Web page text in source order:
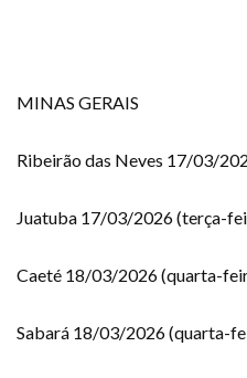
MINAS GERAIS
Ribeirão das Neves 17/03/
Juatuba 17/03/2026 (terça-
Caeté 18/03/2026 (quarta-
Sabará 18/03/2026 (quarta-